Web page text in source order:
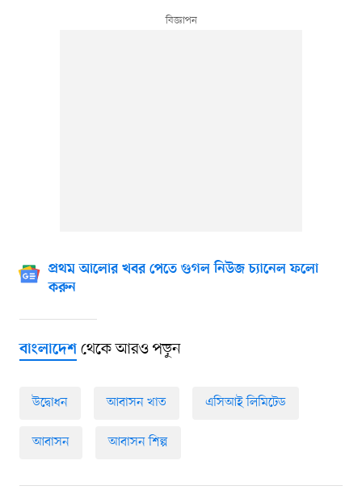
প্রথম আলোর খবর পেতে গুগল নিউজ চ্যানেল ফলো
করুন
বাংলাদেশথেকে আরও পড়ুন
উদ্বোধন আবাসন খাত এসিআই লিমিটেড
আবাসন আবাসন শিল্প